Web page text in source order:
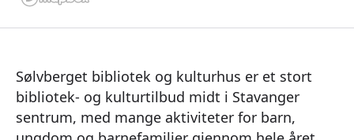
Sølvberget bibliotek og kulturhus er et stort
bibliotek- og kulturtilbud midt i Stavanger
sentrum, med mange aktiviteter for barn,